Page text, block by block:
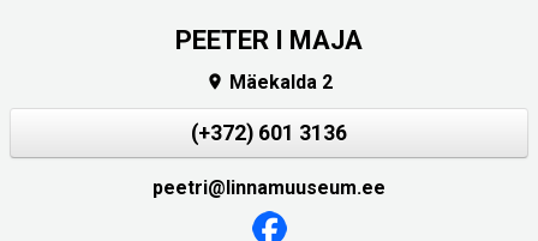
PEETER I MAJA
 Mäekalda 2
(+372) 601 3136
peetri@linnamuuseum.ee